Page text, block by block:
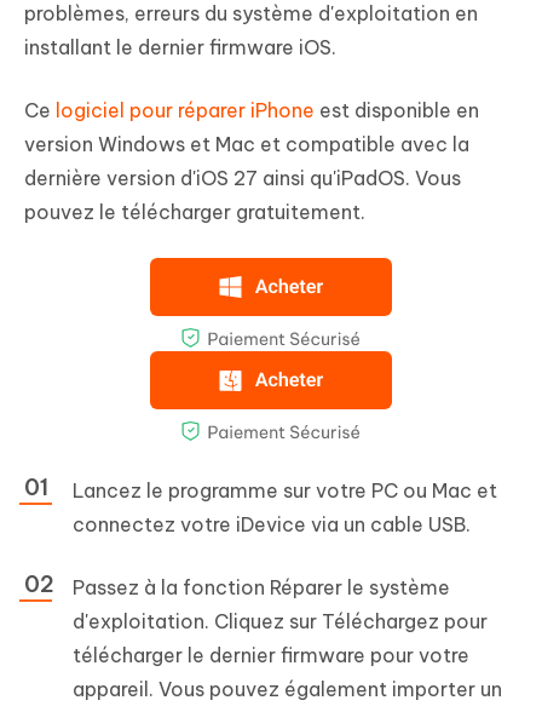
problèmes, erreurs du système d'exploitation en
installant le dernier firmware iOS.
Ce logiciel pour réparer iPhone est disponible en
version Windows et Mac et compatible avec la
dernière version d'iOS 27 ainsi qu'iPadOS. Vous
pouvez le télécharger gratuitement.
Lancez le programme sur votre PC ou Mac et
connectez votre iDevice via un cable USB.
Passez à la fonction Réparer le système
d'exploitation. Cliquez sur Téléchargez pour
télécharger le dernier firmware pour votre
appareil. Vous pouvez également importer un